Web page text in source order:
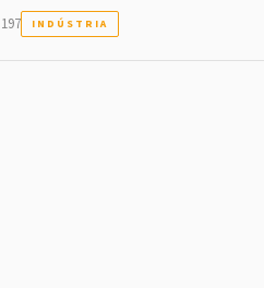
197 INDÚSTRIA